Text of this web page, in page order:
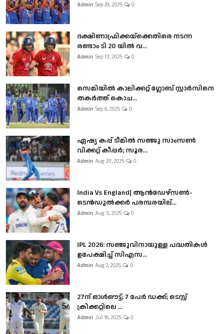
Admin Sep 29, 2025 0
ദക്ഷിണാഫ്രിക്കയ്‌ക്കെതിരെ നടന്ന
രണ്ടാം ടി 20 യിൽ വ...
Admin Sep 13, 2025 0
സെമിയിൽ കാലിക്കറ്റ് ഗ്ലോബ് സ്റ്റാർസിനെ
തകർത്ത് കൊച...
Admin Sep 6, 2025 0
ഏഷ്യ കപ്പ് ടീമിൽ സഞ്ജു സാംസൺ
വിക്കറ്റ് കീപ്പർ; സൂര...
Admin Aug 20, 2025 0
India Vs England| ആൻഡേഴ്സൺ-
ടെൻഡുല്‍ക്കർ പരമ്പരയില്...
Admin Aug 5, 2025 0
IPL 2026: സഞ്ജുവിനായുള്ള പദ്ധതികൾ
ഉപേക്ഷിച്ച് സിഎസ...
Admin Aug 2, 2025 0
27ന് ഓൾഔട്ട്; 7 പേർ ഡക്ക്; ടെസ്റ്റ്
ക്രിക്കറ്റിലെ ...
Admin Jul 16, 2025 0